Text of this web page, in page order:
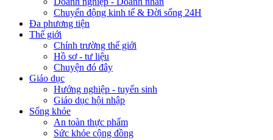
Chuyển động kinh tế & Đời sống 24H
Đa phương tiện
Thế giới
Chính trường thế giới
Hồ sơ - tư liệu
Chuyện đó đây
Giáo dục
Hướng nghiệp - tuyển sinh
Giáo dục hội nhập
Sống khỏe
An toàn thực phẩm
Sức khỏe cộng đồng